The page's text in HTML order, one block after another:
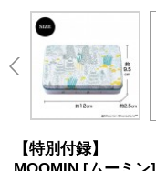
【特別付録】